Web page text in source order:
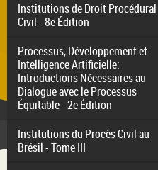
Institutions de Droit Procédural
Civil - 8e Édition
Processus, Développement et
Intelligence Artificielle:
Introductions Nécessaires au
Dialogue avec le Processus
Équitable - 2e Édition
Institutions du Procès Civil au
Brésil - Tome III